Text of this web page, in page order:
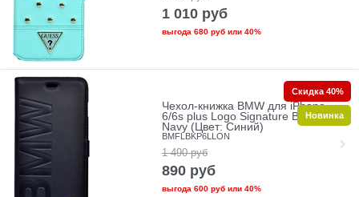
1 010 руб
выгода 680 рубили 40%
Чехол-книжка BMW для iPhone
6/6s plus Logo Signature Booktype
Navy (Цвет: Синий)
BMFLBKP6LLON
1 490 руб
890 руб
выгода 600 рубили 40%
Скидка 40%
Новинка